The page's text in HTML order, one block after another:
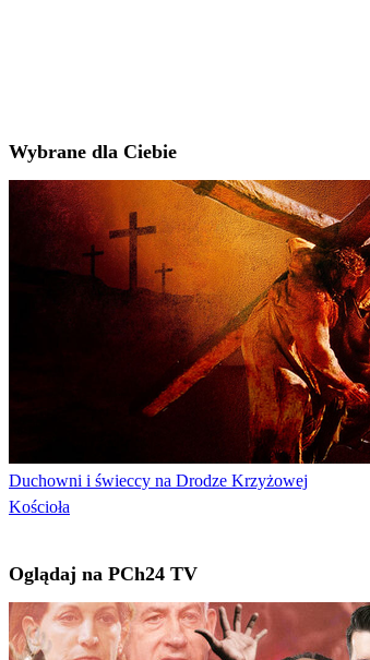
Wybrane dla Ciebie
Duchowni i świeccy na Drodze Krzyżowej
Kościoła
Oglądaj na PCh24 TV